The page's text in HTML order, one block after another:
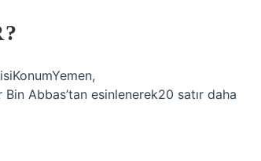
Bin Abbas’tan esinlenerek20 satır daha